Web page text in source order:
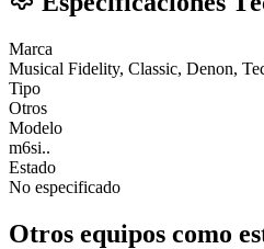
Marca
Musical Fidelity, Classic, Denon,
Tipo
Otros
Modelo
m6si..
Estado
No especificado
Otros equipos como